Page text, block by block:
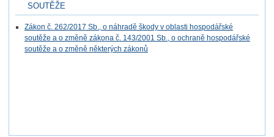
SOUTĚŽE
Zákon č. 262/2017 Sb., o náhradě škody v oblasti hospodářské
soutěže a o změně zákona č. 143/2001 Sb., o ochraně hospodářské
soutěže a o změně některých zákonů